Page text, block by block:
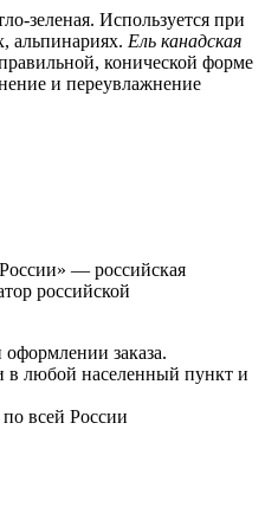
зеленая. Используется при
альпинариях. Ель канадская
конической форме
и переувлажнение
— российская
российской
оформлении заказа.
в любой населенный пункт и
всей России